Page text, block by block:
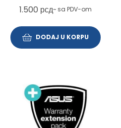
1.500 рсд~ sa PDV-om
DODAJ U KORPU